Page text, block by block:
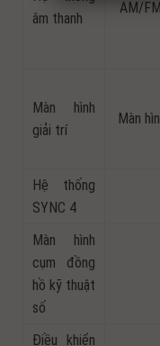
âm thanh
AM/
Màn hình
giải trí
Màn
Hệ thống
SYNC 4
Màn hình
cụm đồng
hồ kỹ thuật
số
Điều khiển